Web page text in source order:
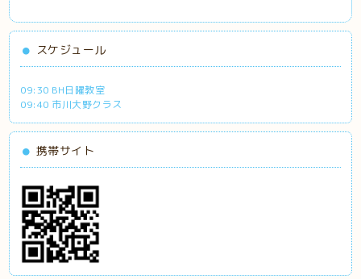
スケジュール
09:30 BH日曜教室
09:40 市川大野クラス
携帯サイト